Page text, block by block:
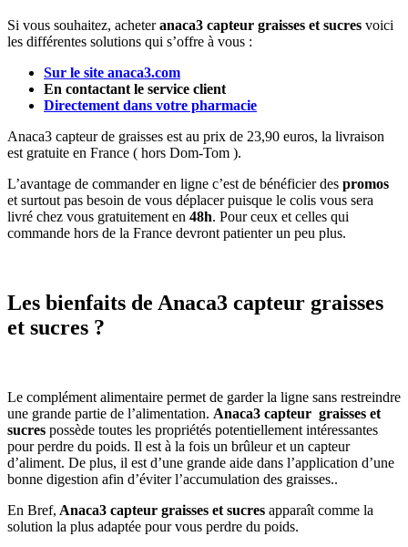
Si vous souhaitez, acheteranaca3 capteur graisses et sucres voici
les différentes solutions qui s’offre à vous :
Sur le site anaca3.com
En contactant le service client
Directement dans votre pharmacie
Anaca3 capteur de graisses est au prix de 23,90 euros, la livraison
est gratuite en France ( hors Dom-Tom ).
L’avantage de commander en ligne c’est de bénéficier des promos
et surtout pas besoin de vous déplacer puisque le colis vous sera
livré chez vous gratuitement en 48h. Pour ceux et celles qui
commande hors de la France devront patienter un peu plus.
Les bienfaits de Anaca3 capteur graisses
et sucres ?
Le complément alimentaire permet de garder la ligne sans restreindre
une grande partie de l’alimentation. Anaca3 capteur graisses et
sucres possède toutes les propriétés potentiellement intéressantes
pour perdre du poids. Il est à la fois un brûleur et un capteur
d’aliment. De plus, il est d’une grande aide dans l’application d’une
bonne digestion afin d’éviter l’accumulation des graisses..
En Bref, Anaca3 capteur graisses et sucres apparaît comme la
solution la plus adaptée pour vous perdre du poids.